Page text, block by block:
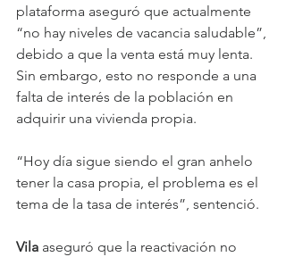
plataforma aseguró que actualmente
“no hay niveles de vacancia saludable”,
debido a que la venta está muy lenta.
Sin embargo, esto no responde a una
falta de interés de la población en
adquirir una vivienda propia.
“Hoy día sigue siendo el gran anhelo
tener la casa propia, el problema es el
tema de la tasa de interés”, sentenció.
Vila aseguró que la reactivación no